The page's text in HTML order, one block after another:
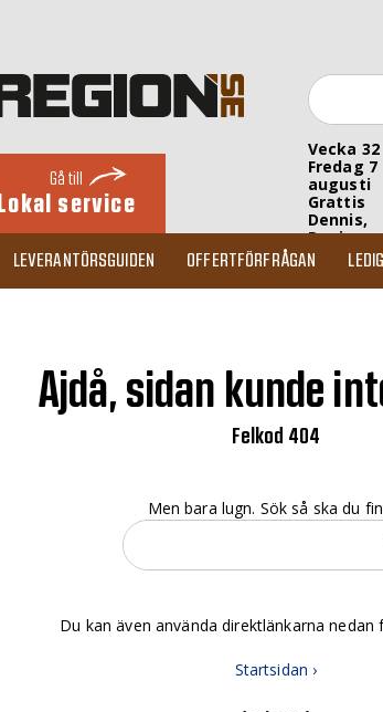
Gå till
Lokal service
Vecka 32
Fredag 7
augusti
Grattis
Dennis,
Denise
LEVERANTÖRSGUIDEN OFFERTFÖRFRÅGAN
Ajdå, sidan kunde
Felkod 404
Men bara lugn. Sök så ska du
Du kan även använda direktlänkarna
Startsidan ›